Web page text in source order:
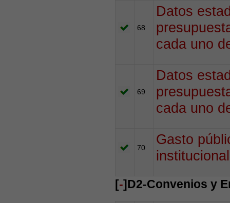
68
Datos
cada uno
69
Datos
cada uno
70
Gasto
[-]D2-Convenios y